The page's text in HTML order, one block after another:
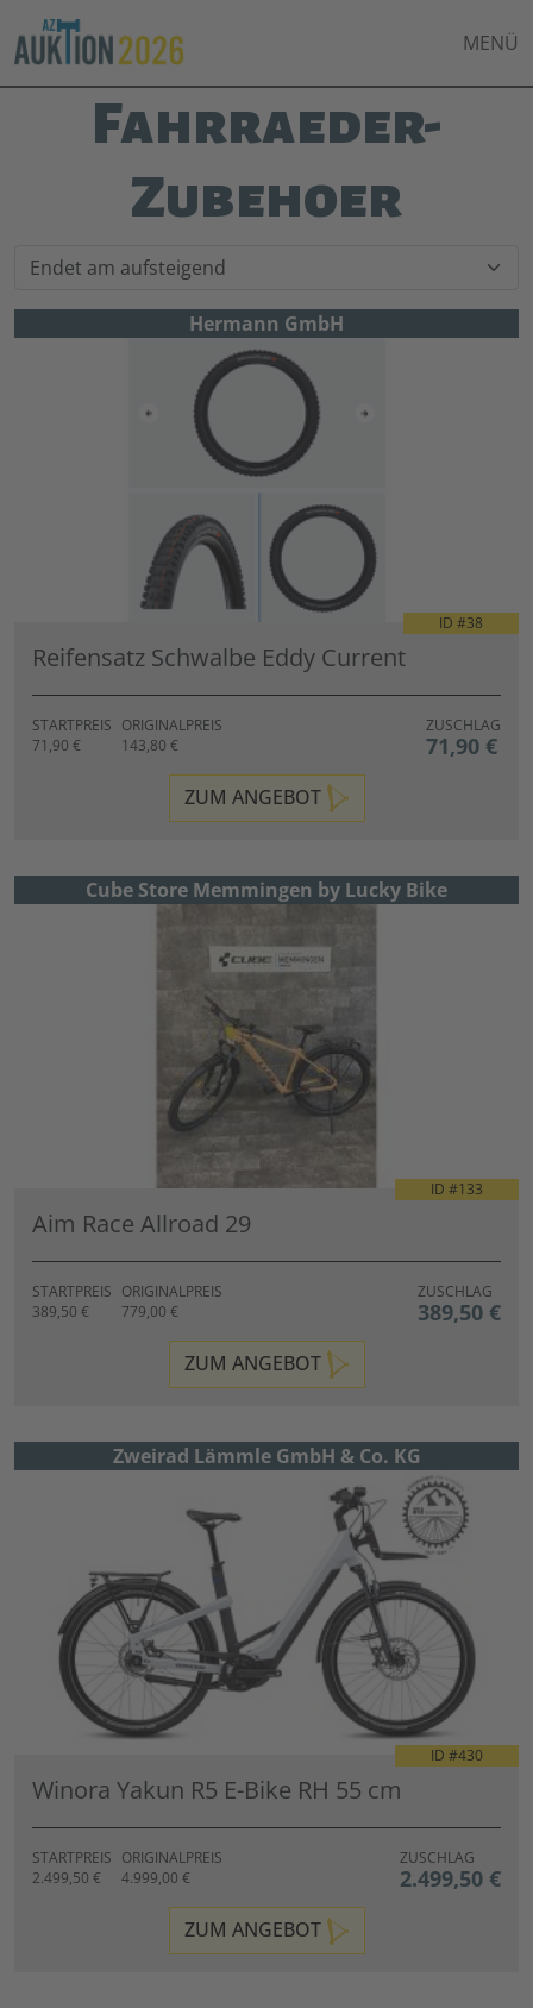
MENÜ
Fahrraeder-
Zubehoer
Hermann GmbH
ID #38
Reifensatz Schwalbe Eddy Current
STARTPREIS
71,90 €
ORIGINALPREIS
143,80 €
ZUSCHLAG
71,90 €
ZUM ANGEBOT
Cube Store Memmingen by Lucky Bike
ID #133
Aim Race Allroad 29
STARTPREIS
389,50 €
ORIGINALPREIS
779,00 €
ZUSCHLAG
389,50 €
ZUM ANGEBOT
Zweirad Lämmle GmbH & Co. KG
ID #430
Winora Yakun R5 E-Bike RH 55 cm
STARTPREIS
2.499,50 €
ORIGINALPREIS
4.999,00 €
ZUSCHLAG
2.499,50 €
ZUM ANGEBOT